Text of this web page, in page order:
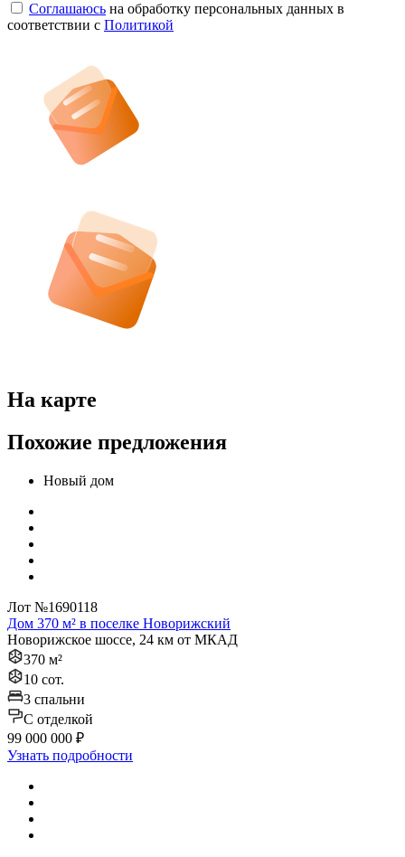
Соглашаюсь на обработку персональных данных в
соответствии с Политикой
На карте
Похожие предложения
Новый дом
Лот №1690118
Дом 370 м² в поселке Новорижский
Новорижское шоссе, 24 км от МКАД
370 м²
10 сот.
3 спальни
C отделкой
99 000 000 ₽
Узнать подробности